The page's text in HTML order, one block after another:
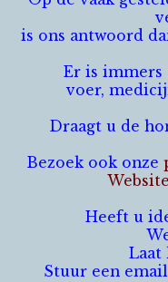
is ons antwoord
Er is immers
voer,
Draagt u de
Bezoek ook onze
Heeft u
Laat
Stuur een